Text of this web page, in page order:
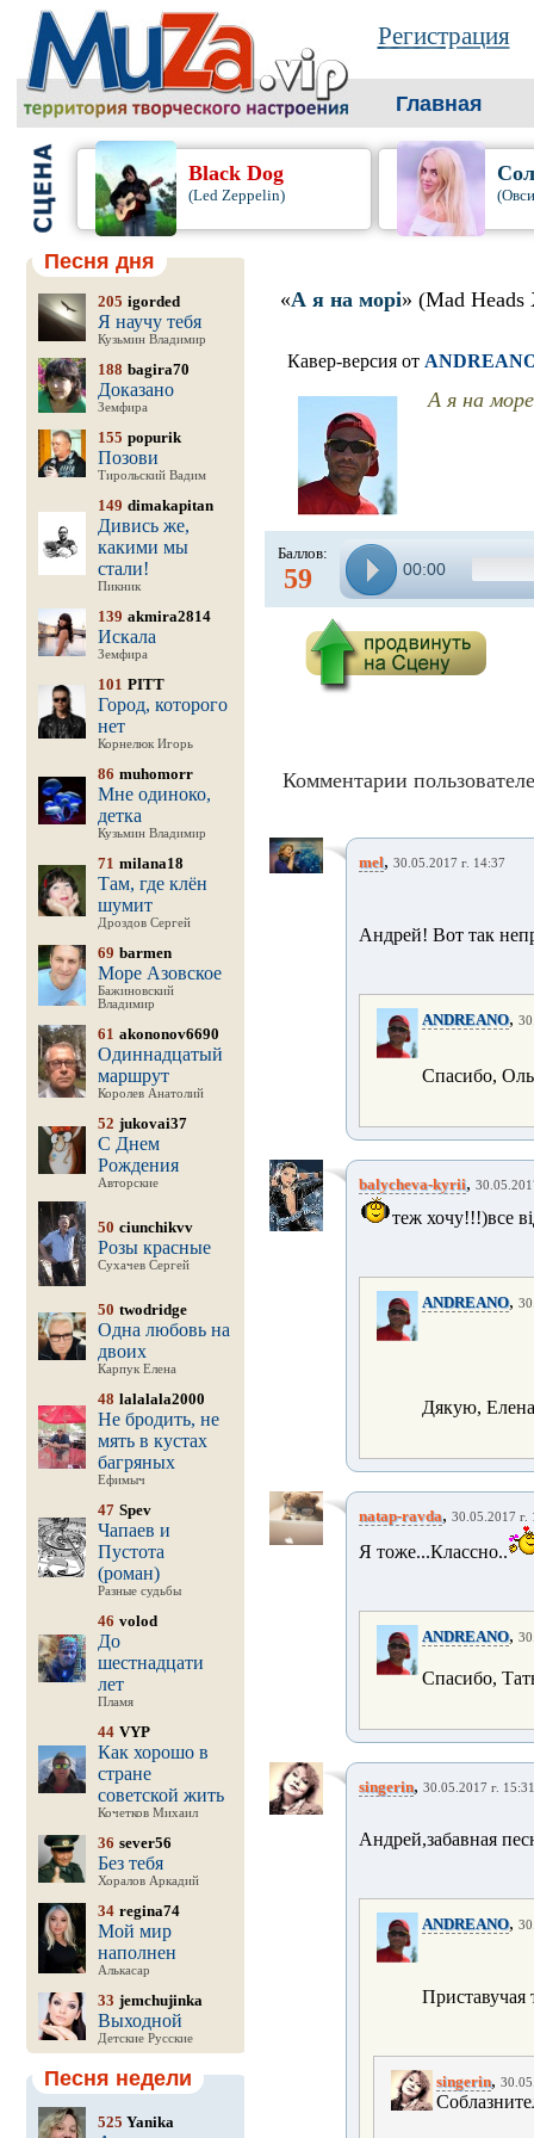
Регистрация
Главная
Black Dog
(Led Zeppelin)
Песня дня
205 igorded
Я научу тебя
Кузьмин Владимир
188 bagira70
Доказано
Земфира
155 popurik
Позови
Тирольский Вадим
149 dimakapitan
Дивись же,
какими мы
стали!
Пикник
139 akmira2814
Искала
Земфира
101 PITT
Город, которого
нет
Корнелюк Игорь
86 muhomorr
Мне одиноко,
детка
Кузьмин Владимир
71 milana18
Там, где клён
шумит
Дроздов Сергей
69 barmen
Море Азовское
Бажиновский
Владимир
61 akononov6690
Одиннадцатый
маршрут
Королев Анатолий
52 jukovai37
С Днем
Рождения
Авторские
50 ciunchikvv
Розы красные
Сухачев Сергей
50 twodridge
Одна любовь на
двоих
Карпук Елена
48 lalalala2000
Не бродить, не
мять в кустах
багряных
Ефимыч
47 Spev
Чапаев и
Пустота
(роман)
Разные судьбы
46 volod
До
шестнадцати
лет
Пламя
44 VYP
Как хорошо в
стране
советской жить
Кочетков Михаил
36 sever56
Без тебя
Хоралов Аркадий
34 regina74
Мой мир
наполнен
Алькасар
33 jemchujinka
Выходной
Детские Русские
Песня недели
525 Yanika
«А я на морі» (Mad Heads
Кавер-версия от
А я на
Баллов:
59 00:00
Комментарии
mel, 30.05.2017 г. 14:37
Андрей! Вот так
ANDREANO,
Спасибо,
balycheva-kyrii,
теж хочу!!!)все
ANDREANO,
Дякую,
natap-ravda, 30.05.2017 г.
Я тоже...Классно..
ANDREANO,
Спасибо,
singerin, 30.05.2017 г. 15:31
Андрей,забавная
ANDREANO,
Приставучая
singerin,